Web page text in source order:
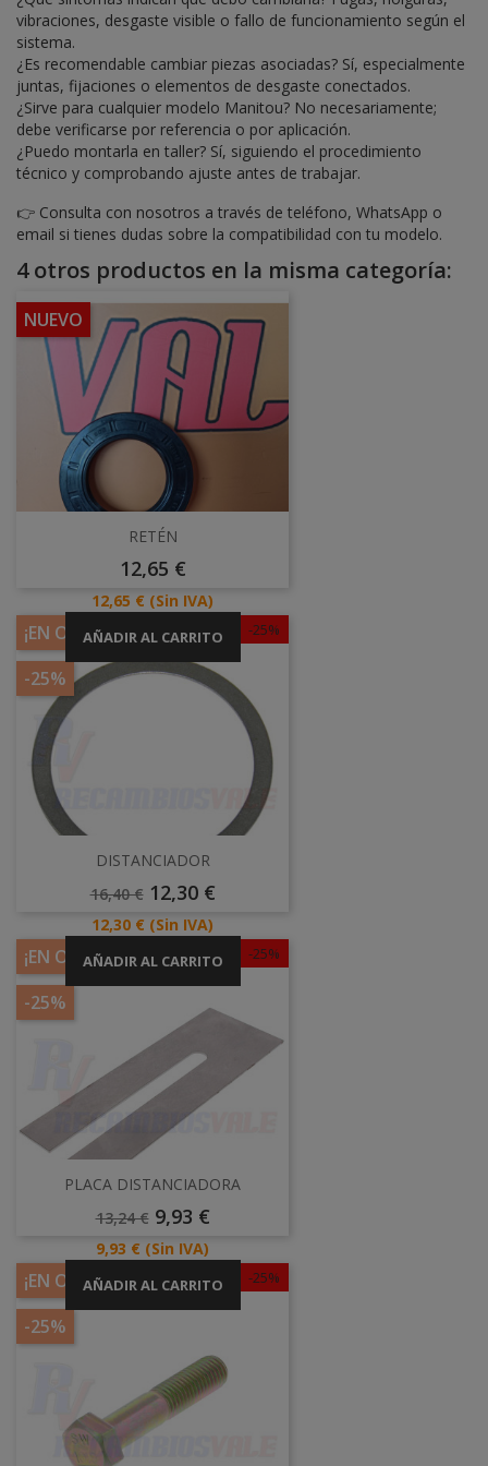
vibraciones, desgaste visible o fallo de funcionamiento según el
sistema.
¿Es recomendable cambiar piezas asociadas? Sí, especialmente
juntas, fijaciones o elementos de desgaste conectados.
¿Sirve para cualquier modelo Manitou? No necesariamente;
debe verificarse por referencia o por aplicación.
¿Puedo montarla en taller? Sí, siguiendo el procedimiento
técnico y comprobando ajuste antes de trabajar.
👉 Consulta con nosotros a través de teléfono, WhatsApp o
email si tienes dudas sobre la compatibilidad con tu modelo.
4 otros productos en la misma categoría:
NUEVO
RETÉN
Precio
12,65 €
Precio
12,65 € (Sin IVA)
AÑADIR AL CARRITO -25%
¡EN OFERTA!
-25%
DISTANCIADOR
Precio
16,40 € Precio
12,30 €
Precio
12,30 € (Sin IVA)
AÑADIR AL CARRITO -25%
¡EN OFERTA!
-25%
PLACA DISTANCIADORA
Precio
13,24 € Precio
9,93 €
Precio
9,93 € (Sin IVA)
AÑADIR AL CARRITO -25%
¡EN OFERTA!
-25%